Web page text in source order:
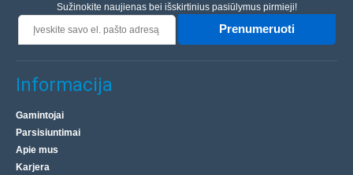
Laikinai Neturime
Įdėti į krepšelį
Sužinokite naujienas bei išskirtinius pasiūlymus pirmieji!
Prenumeruoti
Informacija
Gamintojai
Parsisiuntimai
Apie mus
Karjera